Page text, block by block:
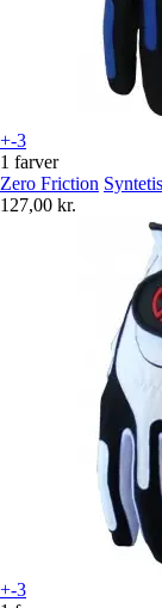
+-3
1 farver
Zero Friction
127,00 kr.
+-3